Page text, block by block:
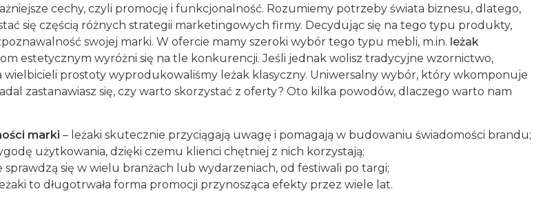
cechy, czyli promocję i funkcjonalność. Rozumiemy potrzeby świata biznesu, dlatego,
się częścią różnych strategii marketingowych firmy. Decydując się na tego typu produkty,
swojej marki. W ofercie mamy szeroki wybór tego typu mebli, m.in. leżak
estetycznym wyróżni się na tle konkurencji. Jeśli jednak wolisz tradycyjne wzornictwo,
wielbicieli prostoty wyprodukowaliśmy leżak klasyczny. Uniwersalny wybór, który wkomponuje
zastanawiasz się, czy warto skorzystać z oferty? Oto kilka powodów, dlaczego warto nam
marki – leżaki skutecznie przyciągają uwagę i pomagają w budowaniu świadomości brandu;
użytkowania, dzięki czemu klienci chętniej z nich korzystają;
sprawdzą się w wielu branżach lub wydarzeniach, od festiwali po targi;
to długotrwała forma promocji przynosząca efekty przez wiele lat.